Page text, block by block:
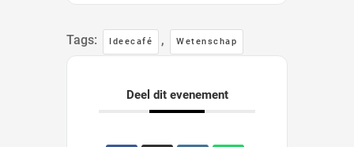
Tags: Ideecafé , Wetenschap
Deel dit evenement